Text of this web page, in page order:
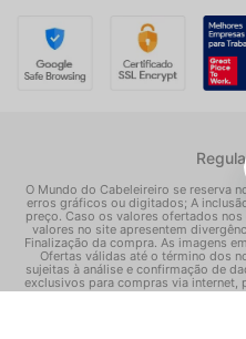
O Mundo do Cabeleireiro se reserva
erros gráficos ou digitados; A
preço. Caso os valores ofertados
valores no site apresentem
Finalização da compra. As imagens
Ofertas válidas até o término dos
sujeitas à análise e confirmação de
exclusivos para compras via internet,